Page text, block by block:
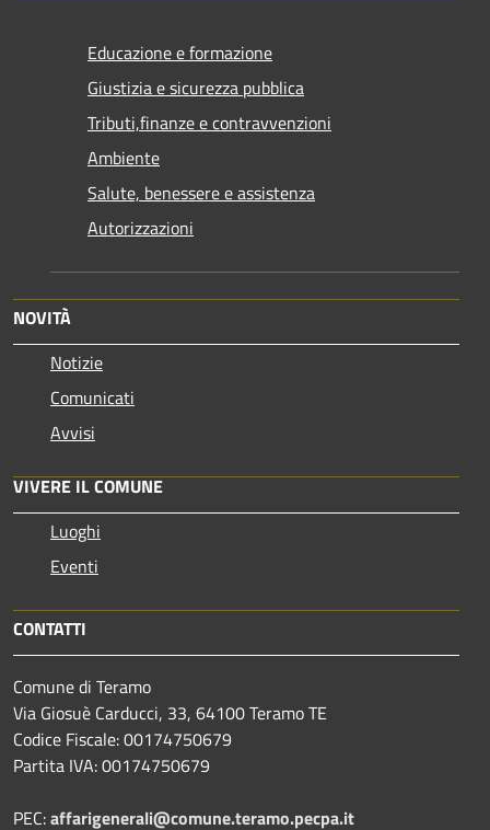
Educazione e formazione
Giustizia e sicurezza pubblica
Tributi,finanze e contravvenzioni
Ambiente
Salute, benessere e assistenza
Autorizzazioni
NOVITÀ
Notizie
Comunicati
Avvisi
VIVERE IL COMUNE
Luoghi
Eventi
CONTATTI
Comune di Teramo
Via Giosuè Carducci, 33, 64100 Teramo TE
Codice Fiscale: 00174750679
Partita IVA: 00174750679
PEC:affarigenerali@comune.teramo.pecpa.it